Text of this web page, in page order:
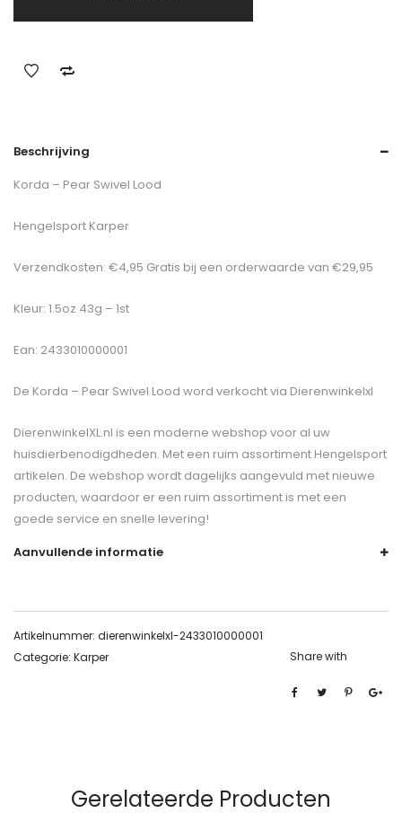
Beschrijving
Korda – Pear Swivel Lood
Hengelsport Karper
Verzendkosten: €4,95 Gratis bij een orderwaarde van €29,95
Kleur: 1.5oz 43g – 1st
Ean: 2433010000001
De Korda – Pear Swivel Lood word verkocht via Dierenwinkelxl
DierenwinkelXL.nl is een moderne webshop voor al uw
huisdierbenodigdheden. Met een ruim assortiment Hengelsport
artikelen. De webshop wordt dagelijks aangevuld met nieuwe
producten, waardoor er een ruim assortiment is met een
goede service en snelle levering!
Aanvullende informatie
Artikelnummer: dierenwinkelxl-2433010000001
Categorie: Karper Share with
Gerelateerde Producten